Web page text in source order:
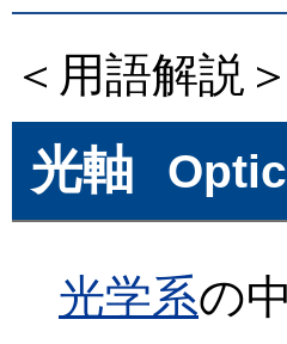
＜用語解説＞
光軸
光学系の